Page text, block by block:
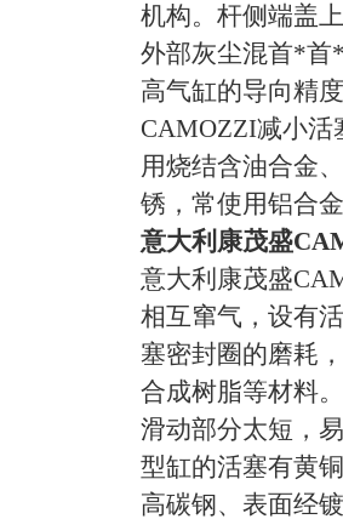
机构。杆侧端盖
外部灰尘混首*首
高气缸的导向精
CAMOZZI减小活
用烧结含油合金
锈，常使用铝合
意大利康茂盛
意大利康茂盛
相互窜气，设有
塞密封圈的磨耗
合成树脂等材料
滑动部分太短，
型缸的活塞有黄
高碳钢、表面经